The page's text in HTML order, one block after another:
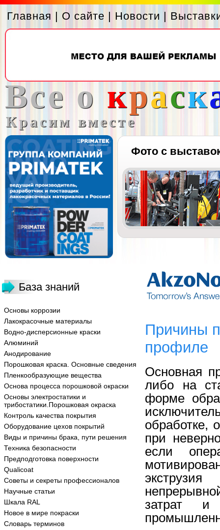
Главная | О сайте | Новости |
Все о краск
Красим вместе
Фото с
База знаний
Основы коррозии
Лакокрасочные материалы
Водно-дисперсионные краски
Алюминий
Анодирование
Порошковая краска. Основные сведения
Пленкообразующие вещества
Основа процесса порошковой окраски
Основы электростатики и
трибостатики.Порошковая окраска
Контроль качества покрытия
Оборудование цехов покрытий
Виды и причины брака, пути решения
Техника безопасности
Предподготовка поверхности
Qualicoat
Советы и секреты профессионалов
Научные статьи
Шкала RAL
Новое в мире покраски
Словарь терминов
Причины
профиле
Основная
либо на
форме
обработке,
при
если
затрат и